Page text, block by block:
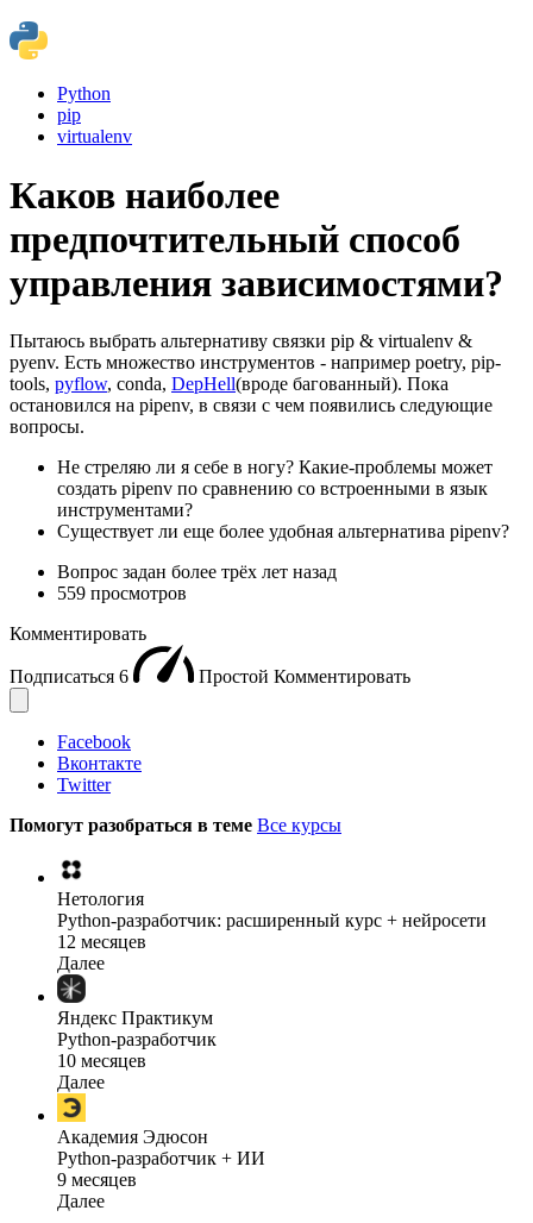
Python
pip
virtualenv
Каков наиболее
предпочтительный способ
управления зависимостями?
Пытаюсь выбрать альтернативу связки pip & virtualenv &
pyenv. Есть множество инструментов - например poetry, pip-
tools, pyflow, conda, DepHell(вроде багованный). Пока
остановился на pipenv, в связи с чем появились следующие
вопросы.
Не стреляю ли я себе в ногу? Какие-проблемы может
создать pipenv по сравнению со встроенными в язык
инструментами?
Существует ли еще более удобная альтернатива pipenv?
Вопрос задан более трёх лет назад
559 просмотров
Комментировать
Подписаться 6 Простой Комментировать
Facebook
Вконтакте
Twitter
Помогут разобраться в теме Все курсы
Нетология
Python-разработчик: расширенный курс + нейросети
12 месяцев
Далее
Яндекс Практикум
Python-разработчик
10 месяцев
Далее
Академия Эдюсон
Python-разработчик + ИИ
9 месяцев
Далее